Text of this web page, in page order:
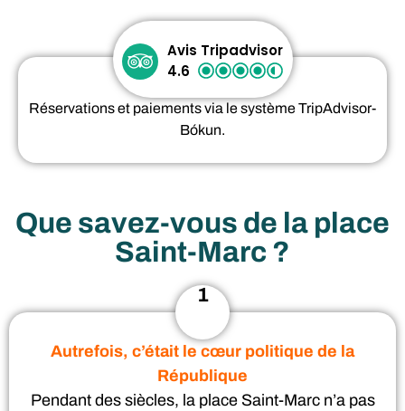
Avis Tripadvisor
4.6
Réservations et paiements via le système TripAdvisor-
Bókun.
Que savez-vous de la place
Saint-Marc ?
1
Autrefois, c’était le cœur politique de la
République
Pendant des siècles, la place Saint-Marc n’a pas